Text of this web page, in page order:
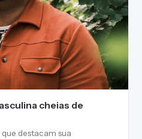
cheias de
destacam sua